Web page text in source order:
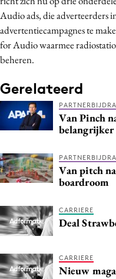
Contentmarketing
Craft
Customer Experience
Data & Insights
Digital transformation
Diversiteit
Effectiviteit
Influencer marketing
Interne communicatie
Media
Merkstrategie
PR
Programmatic
Audio ads, die adverteerders
advertentiecampagnes te
for Audio waarmee
beheren.
Gerelateerd
Van Pinch
belangrijker
Van pitch
boardroom
CARRIERE
Deal
CARRIERE
Nieuw